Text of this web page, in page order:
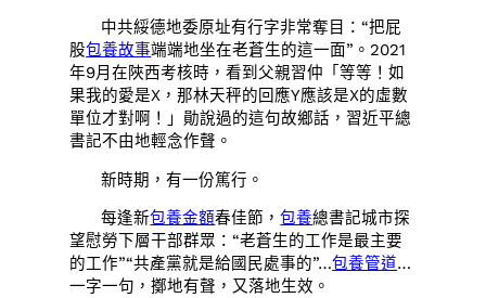
中共綏德地委原址有行字非常奪目：“把屁
股包養故事端端地坐在老蒼生的這一面”。2021
年9月在陜西考核時，看到父親習仲「等等！如
果我的愛是X，那林天秤的回應Y應該是X的虛數
單位才對啊！」勛說過的這句故鄉話，習近平總
書記不由地輕念作聲。
新時期，有一份篤行。
每逢新包養金額春佳節，包養總書記城市探
望慰勞下層干部群眾：“老蒼生的工作是最主要
的工作”“共產黨就是給國民處事的”…包養管道…
一字一句，擲地有聲，又落地生效。